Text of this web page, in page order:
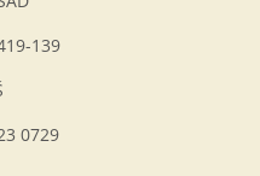
139
0729